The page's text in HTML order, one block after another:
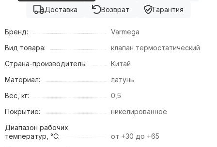
Доставка
Возврат Гарантия
Бренд:
Varmega
Вид товара:
клапан термостатический
Страна-производитель:
Китай
Материал:
латунь
Вес, кг:
0,5
Покрытие:
никелированное
Диапазон рабочих
температур, °С:
от +30 до +65